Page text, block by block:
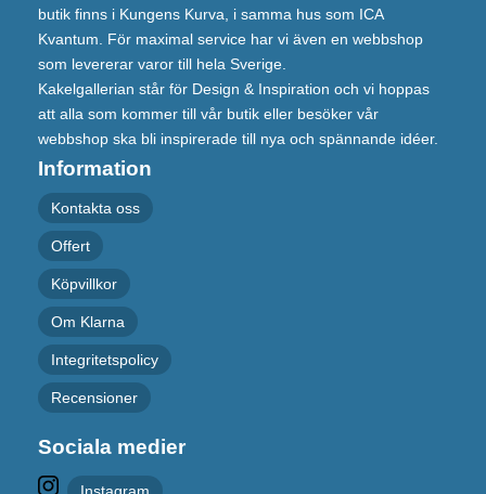
butik finns i Kungens Kurva, i samma hus som ICA
Kvantum. För maximal service har vi även en webbshop
som levererar varor till hela Sverige.
Kakelgallerian står för Design & Inspiration och vi hoppas
att alla som kommer till vår butik eller besöker vår
webbshop ska bli inspirerade till nya och spännande idéer.
Information
Kontakta oss
Offert
Köpvillkor
Om Klarna
Integritetspolicy
Recensioner
Sociala medier